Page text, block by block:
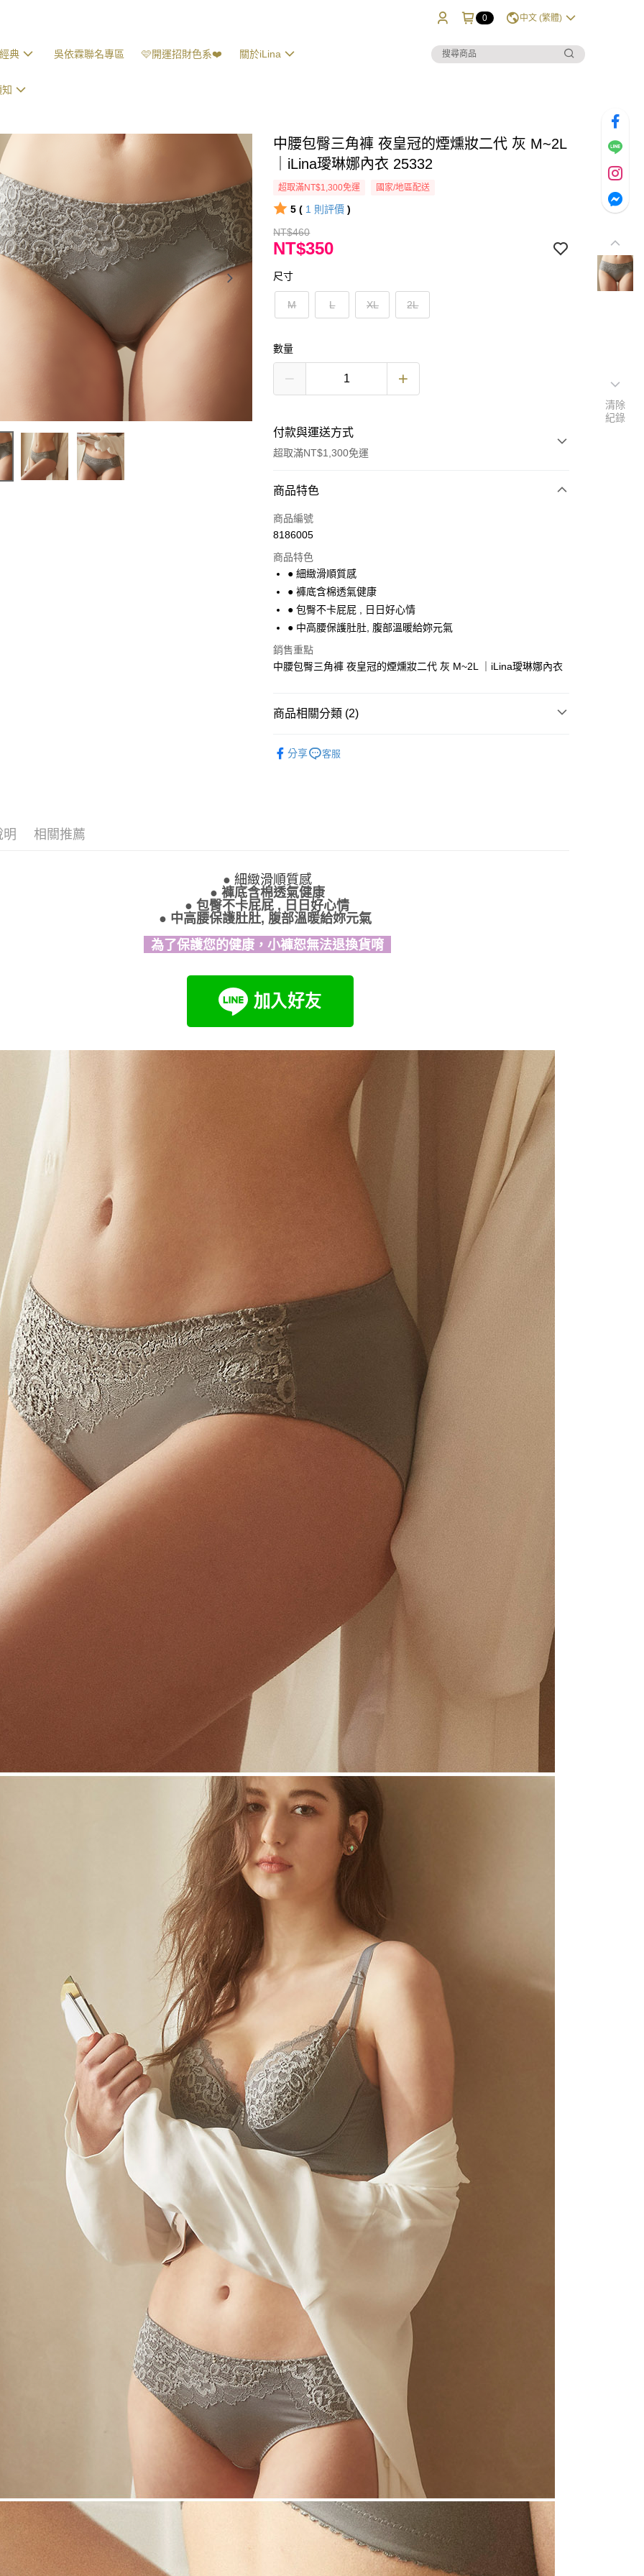
0 中文 (繁體)
典 吳依霖聯名專區 🩷開運招財色系❤️ 關於iLina
中腰包臀三角褲 夜皇冠的煙燻妝二代 灰 M~2L
｜iLina璦琳娜內衣 25332
超取滿NT$1,300免運 國家/地區配送
5 ( 1 則評價 )
NT$460
NT$350
尺寸
M L XL 2L
數量
付款與運送方式
超取滿NT$1,300免運
付款方式
信用卡一次付款
運送方式
全家取貨付款
每筆NT$90，滿NT$1,300(含以上)免運費
付款後全家取貨
7-11取貨付款
付款後7-11取貨
香港直送- 順豐海外
海外專區｜ Overseas
澳門直送- 順豐海外
商品特色
商品編號
8186005
商品特色
● 細緻滑順質感
● 褲底含棉透氣健康
● 包臀不卡屁屁 , 日日好心情
● 中高腰保護肚肚, 腹部溫暖給妳元氣
銷售重點
中腰包臀三角褲 夜皇冠的煙燻妝二代 灰 M~2L ｜iLina璦琳娜內衣
商品相關分類 (2)
分享 客服
明 相關推薦
● 細緻滑順質感
● 褲底含棉透氣健康
● 包臀不卡屁屁 , 日日好心情
● 中高腰保護肚肚, 腹部溫暖給妳元氣
為了保護您的健康，小褲恕無法退換貨唷
清除
紀錄